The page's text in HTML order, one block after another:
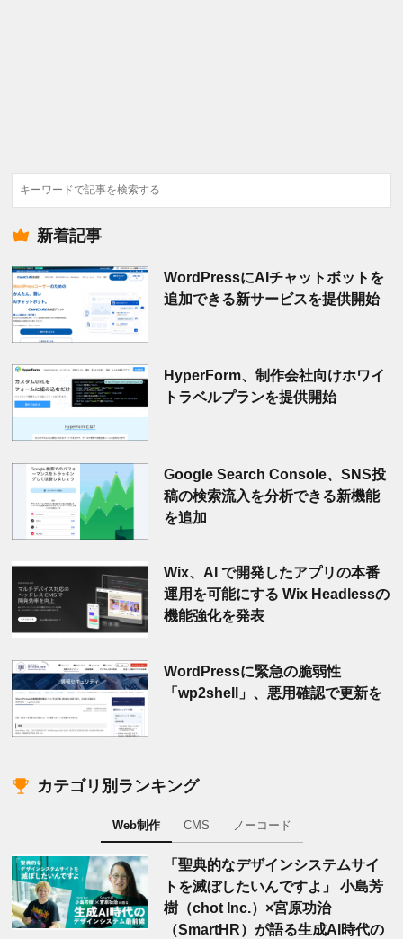
検
索
新着記事
WordPressにAIチャットボットを
追加できる新サービスを提供開始
HyperForm、制作会社向けホワイ
トラベルプランを提供開始
Google Search Console、SNS投
稿の検索流入を分析できる新機能
を追加
Wix、AI で開発したアプリの本番
運用を可能にする Wix Headlessの
機能強化を発表
WordPressに緊急の脆弱性
「wp2shell」、悪用確認で更新を
カテゴリ別ランキング
Web制作 CMS ノーコード
「聖典的なデザインシステムサイ
トを滅ぼしたいんですよ」 小島芳
樹（chot Inc.）×宮原功治
（SmartHR）が語る生成AI時代の